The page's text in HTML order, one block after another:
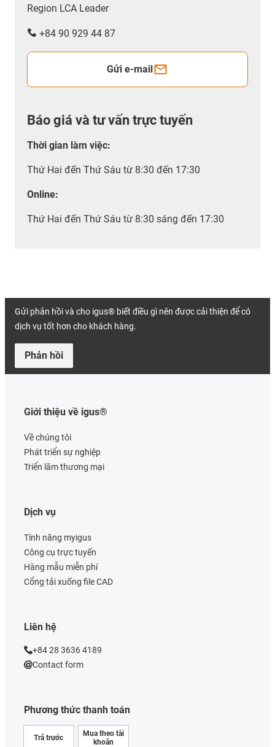
Region LCA Leader
+84 90 929 44 87
Gửi e-mail
Báo giá và tư vấn trực tuyến
Thời gian làm việc:
Thứ Hai đến Thứ Sáu từ 8:30 đến 17:30
Online:
Thứ Hai đến Thứ Sáu từ 8:30 sáng đến 17:30
Gửi phản hồi và cho igus® biết điều gì nên được cải thiện để có
dịch vụ tốt hơn cho khách hàng.
Phản hồi
Giới thiệu về igus®
Về chúng tôi
Phát triển sự nghiệp
Triển lãm thương mại
Phương thức thanh toán
Trả trước
Mua theo tài
khoản
Dịch vụ
Tính năng myigus
Công cụ trực tuyến
Hàng mẫu miễn phí
Cổng tải xuống file CAD
Liên hệ
+84 28 3636 4189
Contact form